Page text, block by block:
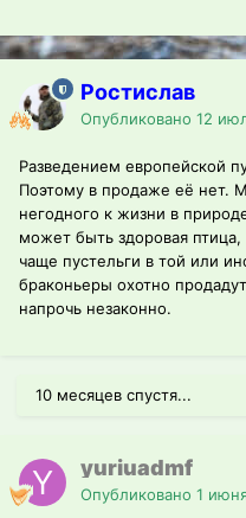
Ростислав
Опубликовано 12
Разведением европейской
Поэтому в продаже её нет.
негодного к жизни в
может быть здоровая
чаще пустельги в той или
браконьеры охотно
напрочь незаконно.
10 месяцев спустя...
yuriuadmf
Опубликовано 1